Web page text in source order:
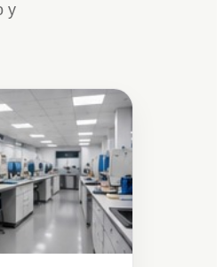
y